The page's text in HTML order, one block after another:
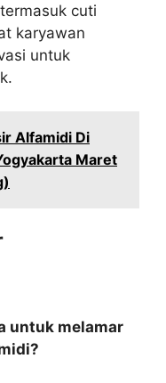
cuti
karyawan
untuk
Alfamidi Di
Maret
untuk melamar